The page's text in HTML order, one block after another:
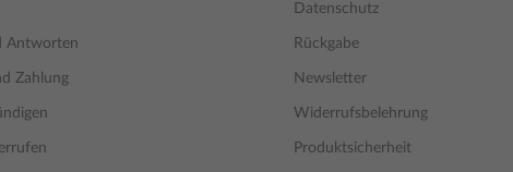
Antworten
Zahlung
Datenschutz
Rückgabe
Newsletter
Widerrufsbelehrung
Produktsicherheit